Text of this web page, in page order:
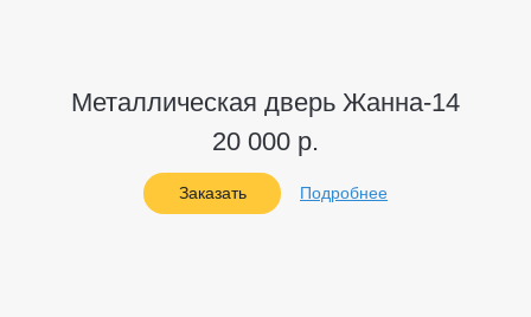
Металлическая дверь Жанна-14
20 000 р.
Заказать Подробнее